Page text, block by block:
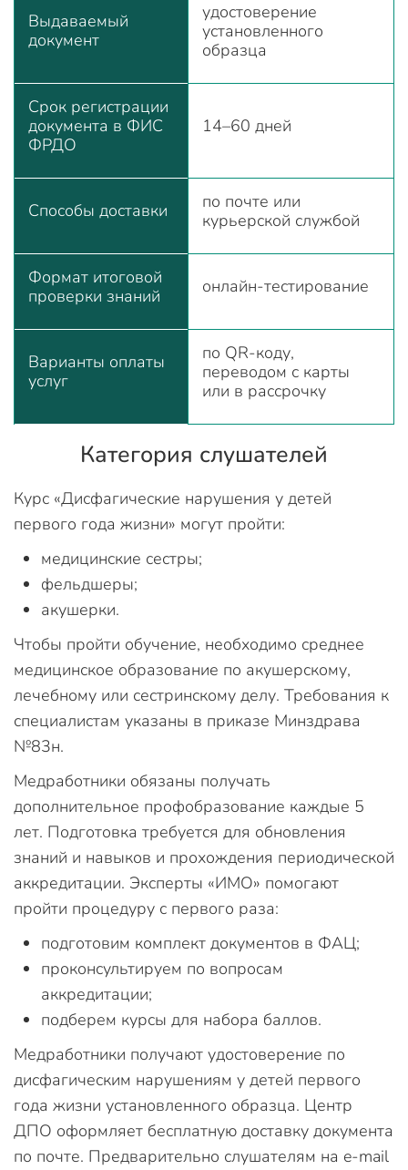
Выдаваемый
документ
удостоверение
установленного
образца
Срок регистрации
документа в ФИС
ФРДО
14–60 дней
Способы доставки
по почте или
курьерской службой
Формат итоговой
проверки знаний
онлайн-тестирование
Варианты оплаты
услуг
по QR-коду,
переводом с карты
или в рассрочку
Категория слушателей
Курс «Дисфагические нарушения у детей
первого года жизни» могут пройти:
медицинские сестры;
фельдшеры;
акушерки.
Чтобы пройти обучение, необходимо среднее
медицинское образование по акушерскому,
лечебному или сестринскому делу. Требования к
специалистам указаны в приказе Минздрава
№83н.
Медработники обязаны получать
дополнительное профобразование каждые 5
лет. Подготовка требуется для обновления
знаний и навыков и прохождения периодической
аккредитации. Эксперты «ИМО» помогают
пройти процедуру с первого раза:
подготовим комплект документов в ФАЦ;
проконсультируем по вопросам
аккредитации;
подберем курсы для набора баллов.
Медработники получают удостоверение по
дисфагическим нарушениям у детей первого
года жизни установленного образца. Центр
ДПО оформляет бесплатную доставку документа
по почте. Предварительно слушателям на e-mail